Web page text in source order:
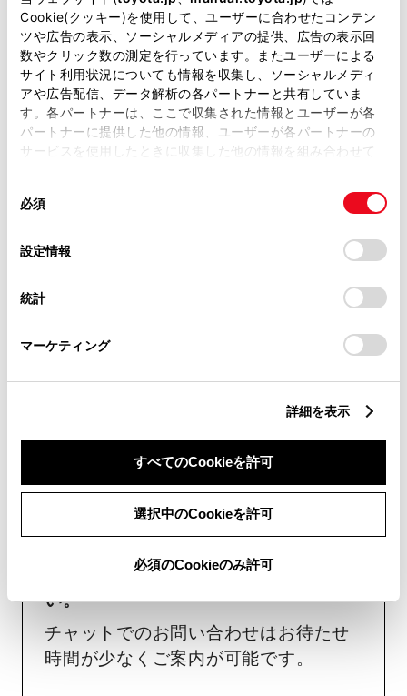
Cookie(クッキー)を使用して、ユーザーに合わせたコンテン
ツや広告の表示、ソーシャルメディアの提供、広告の表示回
数やクリック数の測定を行っています。またユーザーによる
サイト利用状況についても情報を収集し、ソーシャルメディ
アや広告配信、データ解析の各パートナーと共有していま
す。各パートナーは、ここで収集された情報とユーザーが各
パートナーに提供した他の情報、ユーザーが各パートナーの
サービスを使用したときに収集した他の情報を組み合わせて
使用することがあります。当ウェブサイトの使用を続行する
デバイスにすべてのCookie(クッキー)が保存されることに同
意したことになります。Cookie(クッキー)のオプトアウト、
設定の変更、同意を撤回したりするにあたっては、当社の
「Cookie（クッキー）情報の取り扱いについて
」をご覧くだ
必須
設定情報
統計
マーケティング
詳細を表示
すべてのCookieを許可
選択中のCookieを許可
必須のCookieのみ許可
トヨタ販売店へのお問い合わせ
等
おクルマに関するお問い合わせ
は、自動車検査証（車検証）をご
用意いただくとスムーズな対応
が可能です。
チャットでお問い合わせ
を選択してくださ
い。
チャットでのお問い合わせはお待たせ
時間が少なくご案内が可能です。